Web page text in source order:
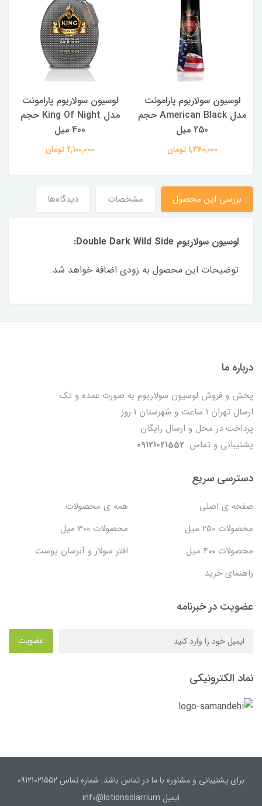
لوسیون سولاریوم پارامونت
مدل American Black حجم
250 میل
1,360,000 تومان
لوسیون سولاریوم پارامونت
مدل King Of Night حجم
400 میل
2,100,000 تومان
بررسی این محصول مشخصات دیدگاه‌ها
لوسیون سولاریوم Double Dark Wild Side:
توضیحات این محصول به زودی اضافه خواهد شد.
درباره ما
پخش و فروش لوسیون سولاریوم به صورت عمده و تک
ارسال تهران 1 ساعت و شهرستان 1 روز
پرداخت در محل و ارسال رایگان
پشتیبانی و تماس: 09121021552
دسترسی سریع
صفحه ی اصلی
همه ی محصولات
محصولات 250 میل
محصولات 300 میل
محصولات 400 میل
افتر سولار و آبرسان پوست
راهنمای خرید
عضویت در خبرنامه
عضویت
نماد الکترونیکی
برای پشتیبانی و مشاوره با ما در تماس باشد. شماره تماس 09121021552
ایمیل inf0@lotionsolarrium